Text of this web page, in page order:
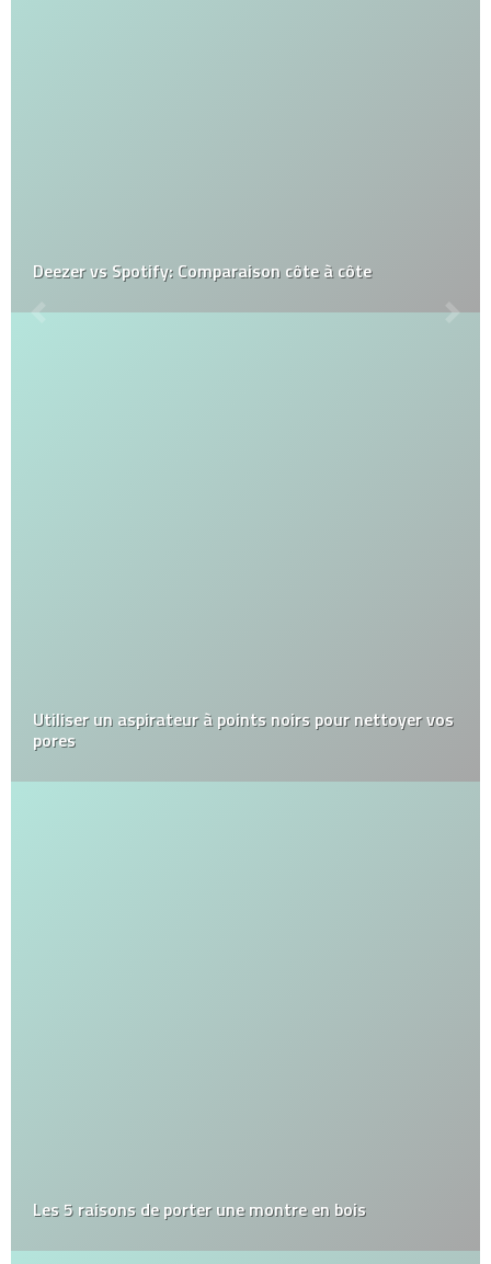
Deezer vs Spotify: Comparaison côte à côte
Utiliser un aspirateur à points noirs pour nettoyer vos
pores
Les 5 raisons de porter une montre en bois